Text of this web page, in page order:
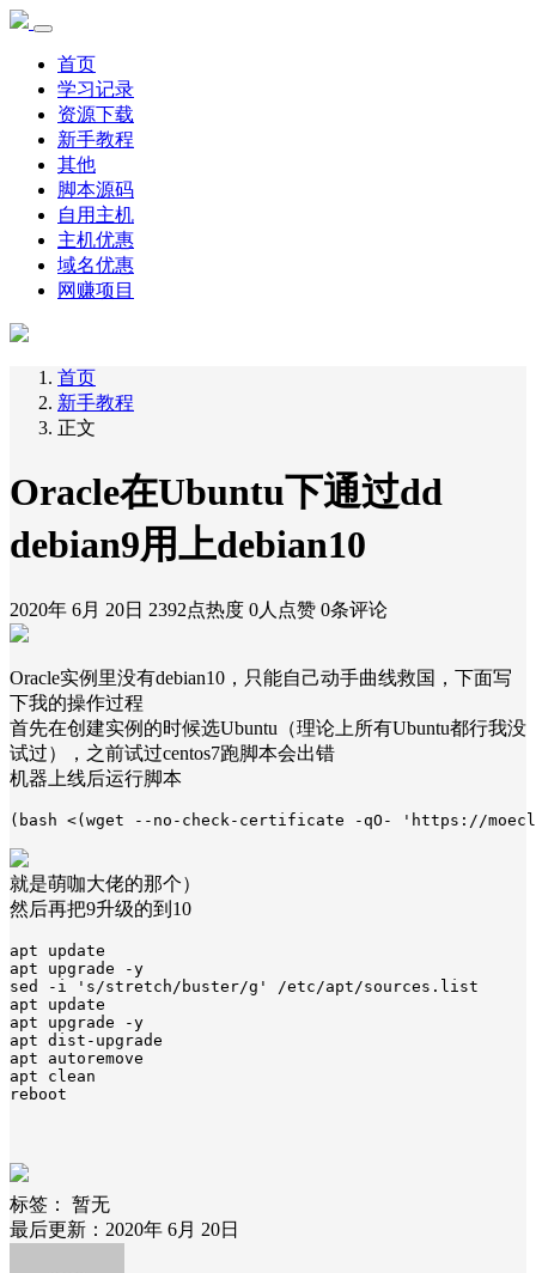
首页
学习记录
资源下载
新手教程
其他
脚本源码
自用主机
主机优惠
域名优惠
网赚项目
首页
新手教程
正文
Oracle在Ubuntu下通过dd
debian9用上debian10
2020年 6月 20日 2392点热度 0人点赞 0条评论
Oracle实例里没有debian10，只能自己动手曲线救国，下面写
下我的操作过程
首先在创建实例的时候选Ubuntu（理论上所有Ubuntu都行我没
试过），之前试过centos7跑脚本会出错
机器上线后运行脚本
(bash <(wget --no-check-certificate -qO- 'https://
就是萌咖大佬的那个）
然后再把9升级的到10
apt update
apt upgrade -y
sed -i 's/stretch/buster/g' /etc/apt/sources.list
apt update
apt upgrade -y
apt dist-upgrade
apt autoremove
apt clean
reboot
标签：
暂无
最后更新：2020年 6月 20日